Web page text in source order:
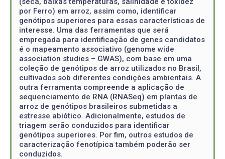
por Ferro) em arroz, assim como, identificar
genótipos superiores para essas características de
interesse. Uma das ferramentas que será
empregada para identificação de genes candidatos
é o mapeamento associativo (genome wide
association studies – GWAS), com base em uma
coleção de genótipos de arroz utilizados no Brasil,
cultivados sob diferentes condições ambientais. A
outra ferramenta compreende a aplicação de
sequenciamento de RNA (RNASeq) em plantas de
arroz de genótipos brasileiros submetidas a
estresse abiótico. Adicionalmente, estudos de
triagem serão conduzidos para identificar
genótipos superiores. Por fim, outros estudos de
caracterização fenotípica também poderão ser
conduzidos.